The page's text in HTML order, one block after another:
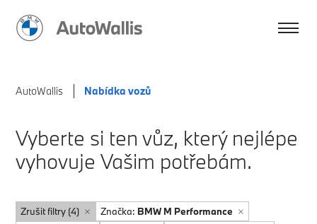
AutoWallis Nabídka vozů
Vyberte si ten vůz, který nejlépe
vyhovuje Vašim potřebám.
Zrušit filtry (4) Značka: BMW M Performance